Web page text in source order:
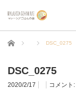
ホーム DSC_0275
DSC_0275
2020/2/17 コメント: